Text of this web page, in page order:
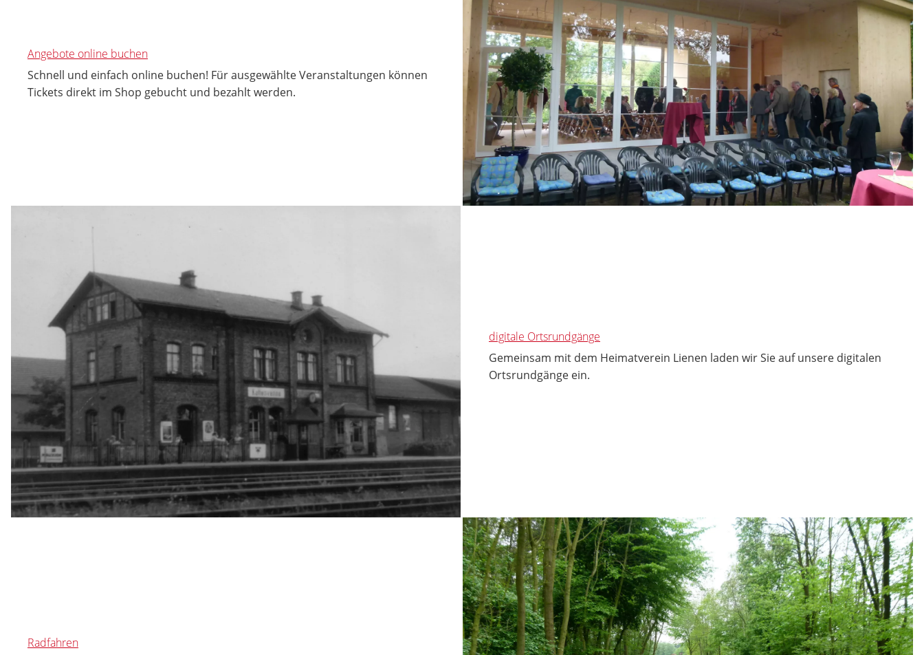
Angebote online buchen
Schnell und einfach online buchen! Für ausgewählte Veranstaltungen können
Tickets direkt im Shop gebucht und bezahlt werden.
digitale Ortsrundgänge
Gemeinsam mit dem Heimatverein Lienen laden wir Sie auf unsere digitalen
Ortsrundgänge ein.
Radfahren